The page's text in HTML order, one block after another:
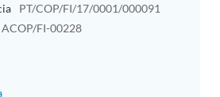
PT/COP/FI/17/0001/000091
ACOP/FI-00228